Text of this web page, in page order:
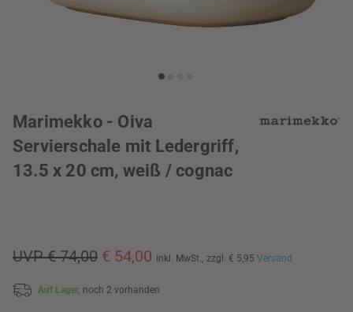
Marimekko - Oiva
Servierschale mit Ledergriff,
13.5 x 20 cm, weiß / cognac
UVP € 74,00 € 54,00 inkl. MwSt., zzgl. € 5,95 Versand
Auf Lager, noch 2 vorhanden